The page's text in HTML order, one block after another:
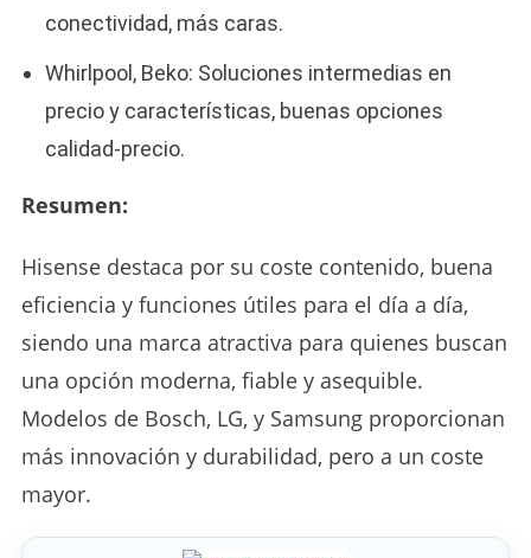
conectividad, más caras.​
Whirlpool, Beko: Soluciones intermedias en
precio y características, buenas opciones
calidad-precio.​
Resumen:
Hisense destaca por su coste contenido, buena
eficiencia y funciones útiles para el día a día,
siendo una marca atractiva para quienes buscan
una opción moderna, fiable y asequible.
Modelos de Bosch, LG, y Samsung proporcionan
más innovación y durabilidad, pero a un coste
mayor.